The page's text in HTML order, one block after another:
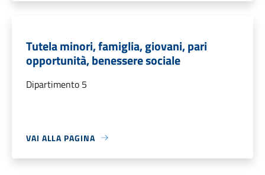
Tutela minori, famiglia, giovani, pari
opportunità, benessere sociale
Dipartimento 5
VAI ALLA PAGINA